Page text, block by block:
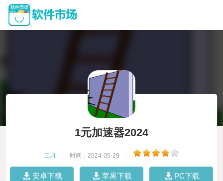
1元加速器2024
工具 时间：2024-05-29
安卓下载 苹果下载 PC下载